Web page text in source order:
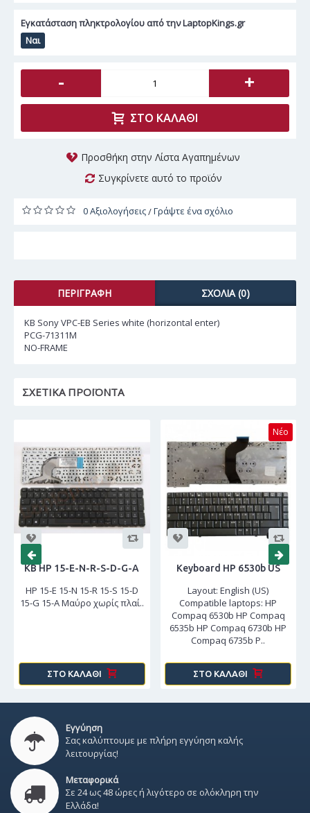
Εγκατάσταση πληκτρολογίου από την LaptopKings.gr
Ναι
- +
ΣΤΟ ΚΑΛΆΘΙ
Προσθήκη στην Λίστα Αγαπημένων
Συγκρίνετε αυτό το προϊόν
0 Αξιολογήσεις/Γράψτε ένα σχόλιο
ΠΕΡΙΓΡΑΦΉ ΣΧΌΛΙΑ (0)
KB Sony VPC-EB Series white (horizontal enter)
PCG-71311M
NO-FRAME
ΣΧΕΤΙΚΆ ΠΡΟΪΌΝΤΑ
KB HP 15-E-N-R-S-D-G-A
HP 15-E 15-N 15-R 15-S 15-D
15-G 15-A Μαύρο χωρίς πλαί..
ΣΤΟ ΚΑΛΆΘΙ
Νέο
Keyboard HP 6530b US
Layout: English (US)
Compatible laptops: HP
Compaq 6530b HP Compaq
6535b HP Compaq 6730b HP
Compaq 6735b P..
ΣΤΟ ΚΑΛΆΘΙ
Εγγύηση
Σας καλύπτουμε με πλήρη εγγύηση καλής
λειτουργίας!
Μεταφορικά
Σε 24 ως 48 ώρες ή λιγότερο σε ολόκληρη την
Ελλάδα!